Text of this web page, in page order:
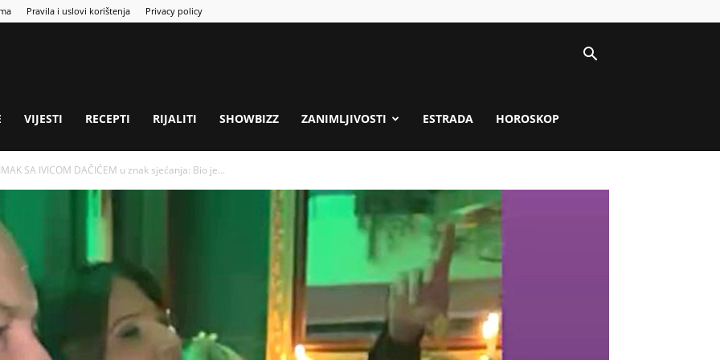
Pravila i uslovi korištenja Privacy policy
VIJESTI RECEPTI RIJALITI SHOWBIZZ ZANIMLJIVOSTI ESTRADA HOROSKOP
SA IVICOM DAČIĆEM u znak sjećanja: Bio je...